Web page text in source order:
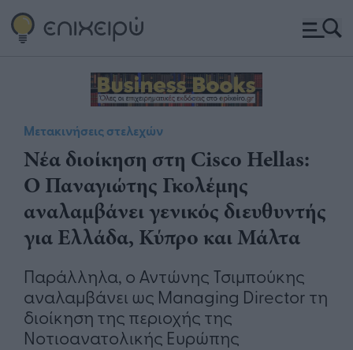
Μετακινήσεις στελεχών
Νέα διοίκηση στη Cisco Hellas:
Ο Παναγιώτης Γκολέμης
αναλαμβάνει γενικός διευθυντής
για Ελλάδα, Κύπρο και Μάλτα
Παράλληλα, ο Αντώνης Τσιμπούκης
αναλαμβάνει ως Managing Director τη
διοίκηση της περιοχής της
Νοτιοανατολικής Ευρώπης